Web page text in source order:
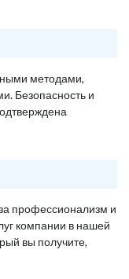
методами,
Безопасность и
профессионализм и
компании в нашей
вы получите,